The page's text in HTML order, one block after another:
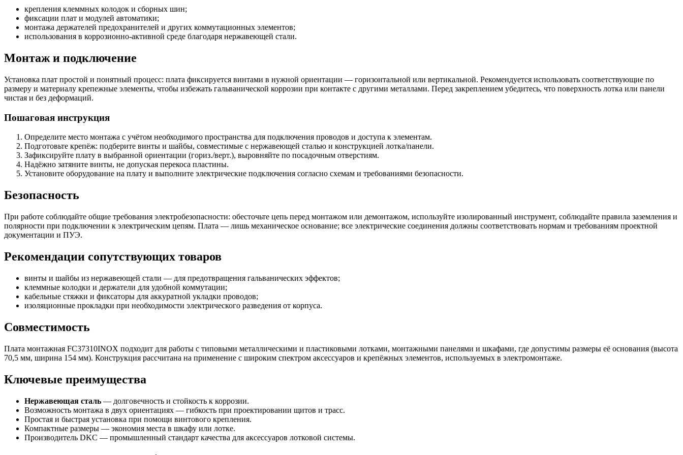
крепления клеммных колодок и сборных шин;
фиксации плат и модулей автоматики;
монтажа держателей предохранителей и других коммутационных элементов;
использования в коррозионно-активной среде благодаря нержавеющей стали.
Монтаж и подключение
Установка плат простой и понятный процесс: плата фиксируется винтами в нужной ориентации — горизонтальной или вертикальной. Рекомендуется использовать соответствующие по
размеру и материалу крепежные элементы, чтобы избежать гальванической коррозии при контакте с другими металлами. Перед закреплением убедитесь, что поверхность лотка или панели
чистая и без деформаций.
Пошаговая инструкция
Определите место монтажа с учётом необходимого пространства для подключения проводов и доступа к элементам.
Подготовьте крепёж: подберите винты и шайбы, совместимые с нержавеющей сталью и конструкцией лотка/панели.
Зафиксируйте плату в выбранной ориентации (гориз./верт.), выровняйте по посадочным отверстиям.
Надёжно затяните винты, не допуская перекоса пластины.
Установите оборудование на плату и выполните электрические подключения согласно схемам и требованиями безопасности.
Безопасность
При работе соблюдайте общие требования электробезопасности: обесточьте цепь перед монтажом или демонтажом, используйте изолированный инструмент, соблюдайте правила заземления и
полярности при подключении к электрическим цепям. Плата — лишь механическое основание; все электрические соединения должны соответствовать нормам и требованиям проектной
документации и ПУЭ.
Рекомендации сопутствующих товаров
винты и шайбы из нержавеющей стали — для предотвращения гальванических эффектов;
клеммные колодки и держатели для удобной коммутации;
кабельные стяжки и фиксаторы для аккуратной укладки проводов;
изоляционные прокладки при необходимости электрического разведения от корпуса.
Совместимость
Плата монтажная FC37310INOX подходит для работы с типовыми металлическими и пластиковыми лотками, монтажными панелями и шкафами, где допустимы размеры её основания (высота
70,5 мм, ширина 154 мм). Конструкция рассчитана на применение с широким спектром аксессуаров и крепёжных элементов, используемых в электромонтаже.
Ключевые преимущества
Нержавеющая сталь — долговечность и стойкость к коррозии.
Возможность монтажа в двух ориентациях — гибкость при проектировании щитов и трасс.
Простая и быстрая установка при помощи винтового крепления.
Компактные размеры — экономия места в шкафу или лотке.
Производитель DKC — промышленный стандарт качества для аксессуаров лотковой системы.